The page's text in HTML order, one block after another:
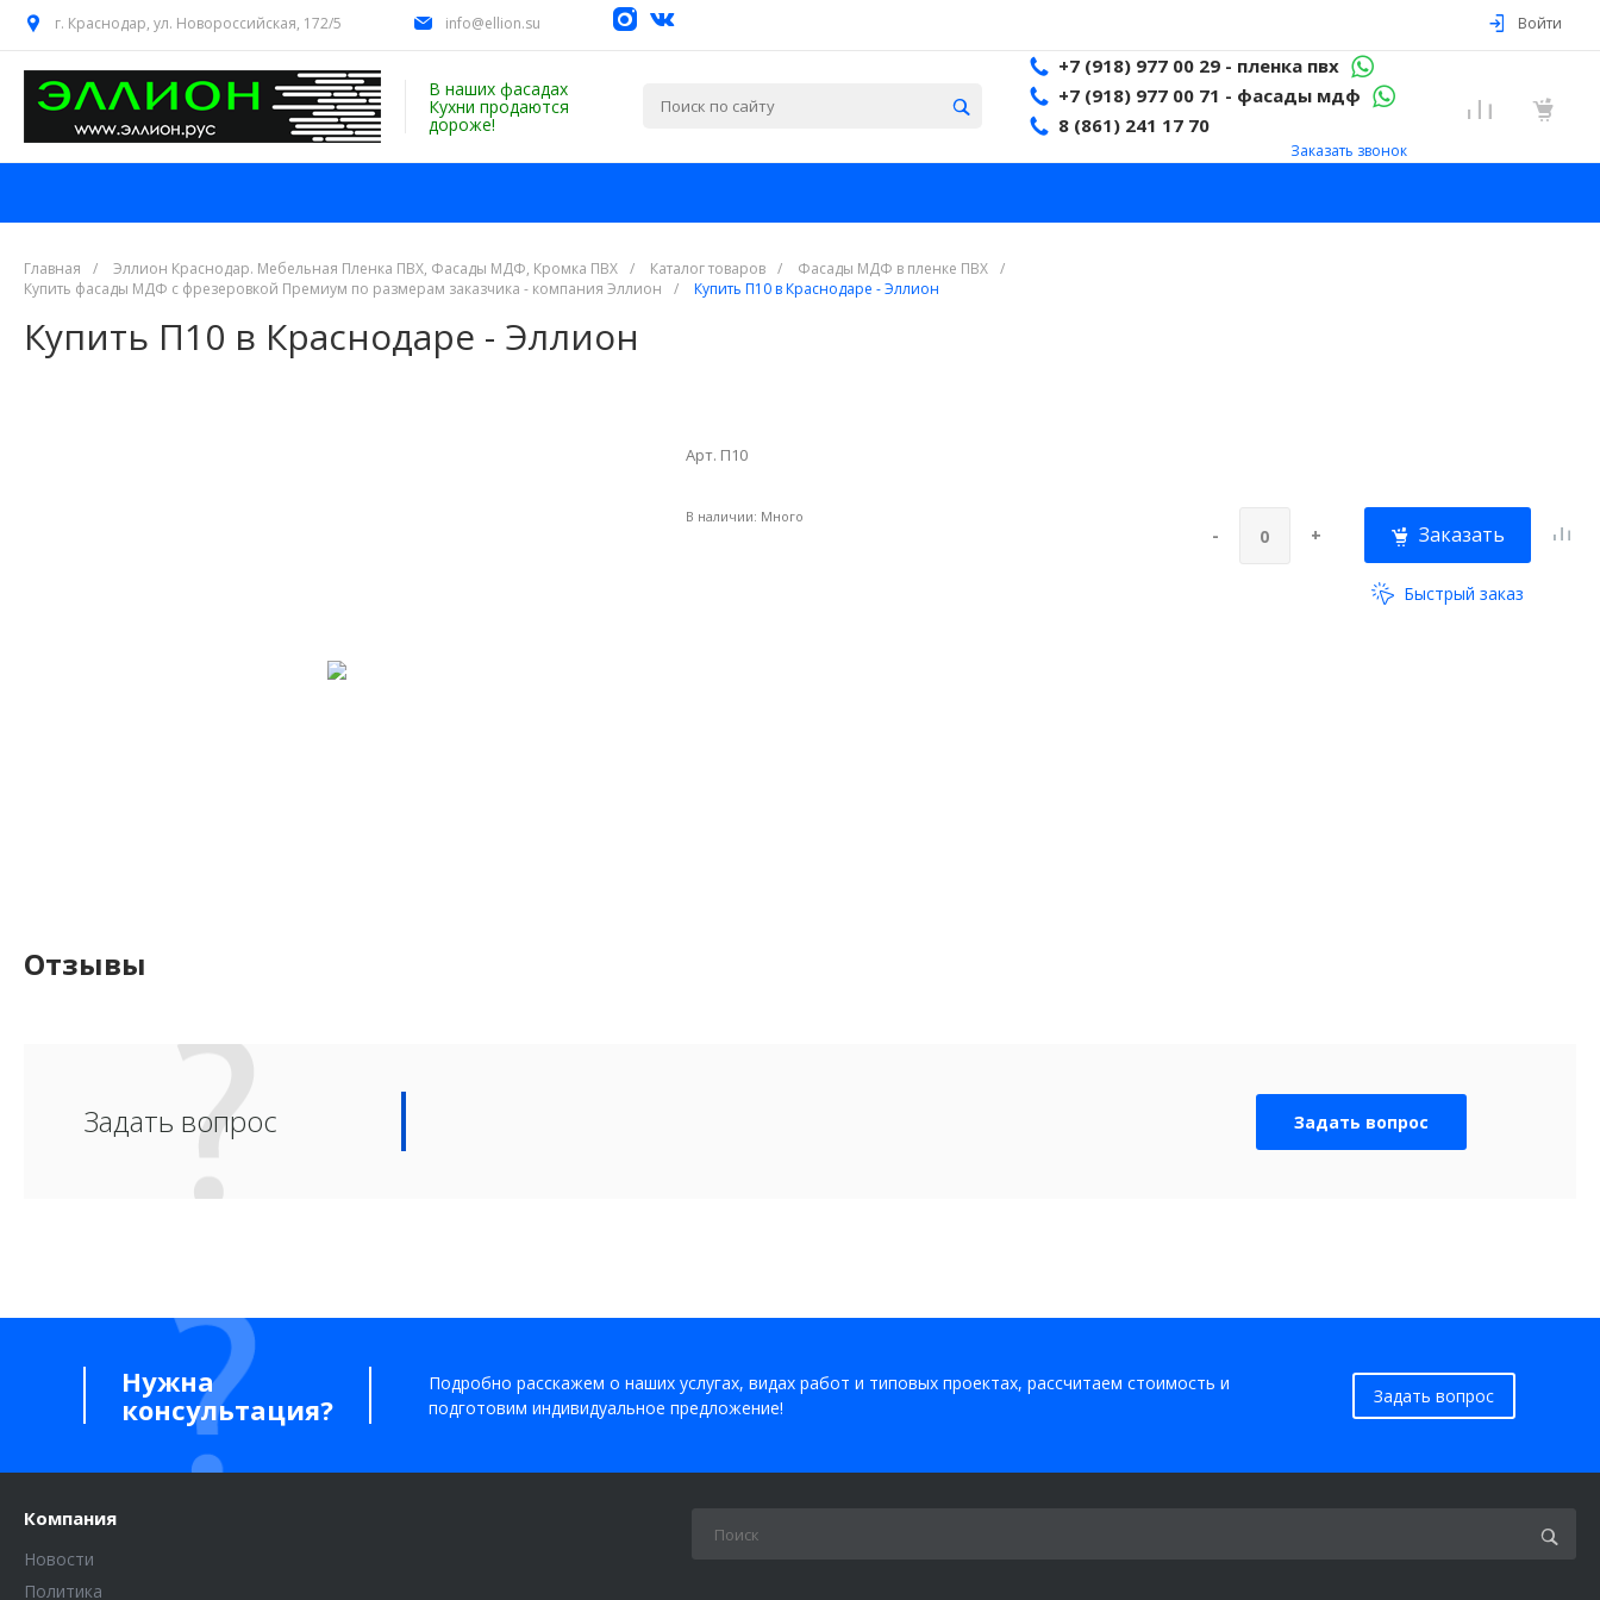
г. Краснодар, ул. Новороссийская, 172/5 info@ellion.su Войти
В наших фасадах
Кухни продаются
дороже!
+7 (918) 977 00 29 - пленка пвх
+7 (918) 977 00 71 - фасады мдф
8 (861) 241 17 70
Заказать звонок
Главная / Эллион Краснодар. Мебельная Пленка ПВХ, Фасады МДФ, Кромка ПВХ / Каталог товаров / Фасады МДФ в пленке ПВХ /
Купить фасады МДФ с фрезеровкой Премиум по размерам заказчика - компания Эллион
/ Купить П10 в Краснодаре - Эллион
Купить П10 в Краснодаре - Эллион
Арт. П10
В наличии: Много
- + Заказать
Быстрый заказ
Отзывы
Задать вопрос Задать вопрос
Нужна
консультация?
Подробно расскажем о наших услугах, видах работ и типовых проектах, рассчитаем стоимость и
подготовим индивидуальное предложение!
Задать вопрос
Компания
Новости
Политика